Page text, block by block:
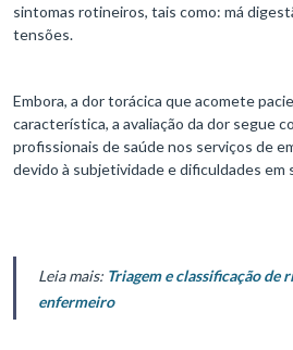
sintomas rotineiros, tais como: má
tensões.
Embora, a dor torácica que acomete
característica, a avaliação da dor segue
profissionais de saúde nos serviços de
devido à subjetividade e dificuldades em
Leia mais: Triagem e classificação de
enfermeiro